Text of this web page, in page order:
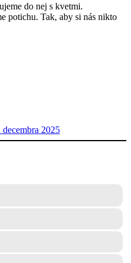
do nej s kvetmi.
potichu. Tak, aby si nás nikto
decembra 2025